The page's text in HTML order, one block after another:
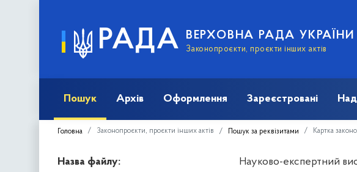
РАДА ВЕРХОВНА РАДА УКРАЇНИ
Законопроєкти, проєкти інших актів
Пошук Архів Оформлення Зареєстровані
Головна Законопроєкти, проєкти інших актів Пошук за реквізитами Картка
Назва файлу:
Науково-експертний